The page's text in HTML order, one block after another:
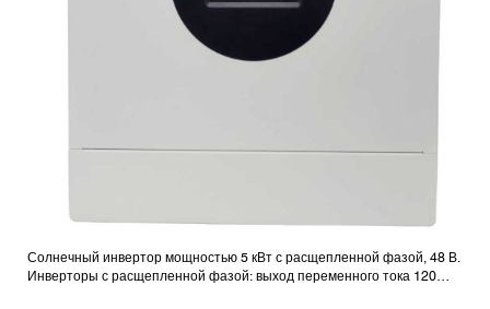
Солнечный инвертор мощностью 5 кВт с расщепленной фазой, 48 В.
Инверторы с расщепленной фазой: выход переменного тока 120